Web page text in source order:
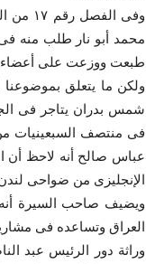
وفى
طبعت ووزعت على أعضاء
شمس بدران يتاجر فى
فى منتصف السبعينيات
عباس صالح أنه لاحظ أن
الإنجليزى من ضواحى
ويضيف صاحب السيرة
العراق وتساعده فى
وراثة دور الرئيس عبد